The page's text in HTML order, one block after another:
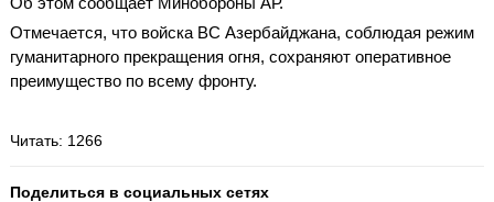
Отмечается, что войска ВС Азербайджана, соблюдая режим
гуманитарного прекращения огня, сохраняют оперативное
преимущество по всему фронту.
Читать: 1266
Поделиться в социальных сетях